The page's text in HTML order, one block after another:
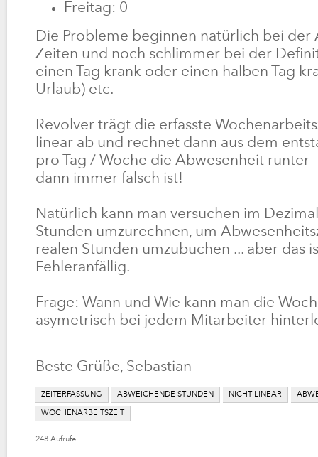
Freitag: 0
Die Probleme beginnen natürlich bei der
Zeiten und noch schlimmer bei der
einen Tag krank oder einen halben Tag
Urlaub) etc.
Revolver trägt die erfasste
linear ab und rechnet dann aus dem
pro Tag / Woche die Abwesenheit runter
dann immer falsch ist!
Natürlich kann man versuchen im
Stunden umzurechnen, um
realen Stunden umzubuchen ... aber das
Fehleranfällig.
Frage: Wann und Wie kann man die
asymetrisch bei jedem Mitarbeiter
Beste Grüße, Sebastian
ZEITERFASSUNG ABWEICHENDE STUNDEN NICHT LINEAR
WOCHENARBEITSZEIT
248 Aufrufe